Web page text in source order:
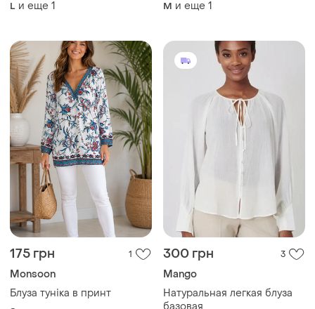
L и еще 1
размер м/л
M и еще 1
175 грн 1
Monsoon
Блуза туніка в принт
300 грн 3
Mango
Натуральная легкая блуза